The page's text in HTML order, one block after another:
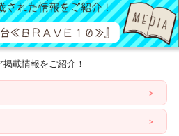
載情報をご紹介！